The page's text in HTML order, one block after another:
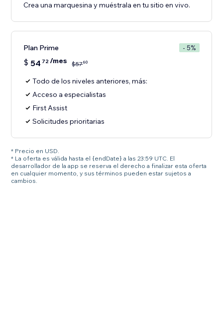
Crea una marquesina y muéstrala en tu sitio en vivo.
Plan Prime - 5%
$ 54 72/mes $5760
Todo de los niveles anteriores, más:
Acceso a especialistas
First Assist
Solicitudes prioritarias
* Precio en USD.
* La oferta es válida hasta el {endDate} a las 23:59 UTC. El
desarrollador de la app se reserva el derecho a finalizar esta oferta
en cualquier momento, y sus términos pueden estar sujetos a
cambios.